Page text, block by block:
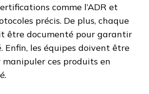
comme l’ADR et
précis. De plus, chaque
être documenté pour garantir
Enfin, les équipes doivent être
manipuler ces produits en